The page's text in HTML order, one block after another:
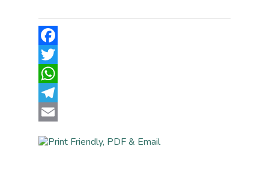
Facebook
Twitter
WhatsApp
Telegram